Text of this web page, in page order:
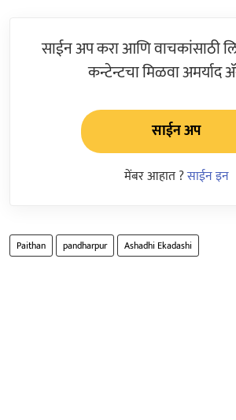
साईन अप करा आणि वाचकांसाठी
कन्टेन्टचा मिळवा अमर्याद
साईन अप
मेंबर आहात ?साईन इन
Paithan pandharpur Ashadhi Ekadashi